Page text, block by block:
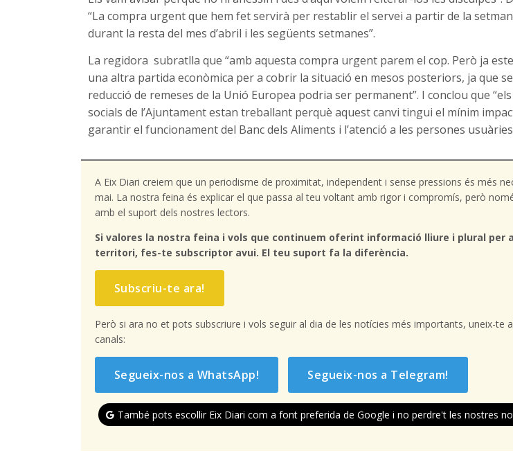
“La compra urgent que hem fet servirà per restablir el servei a partir de la
durant la resta del mes d’abril i les següents setmanes”.
La regidora subratlla que “amb aquesta compra urgent parem el cop. Però ja
una altra partida econòmica per a cobrir la situació en mesos posteriors, ja que
reducció de remeses de la Unió Europea podria ser permanent”. I conclou que
socials de l’Ajuntament estan treballant perquè aquest canvi tingui el mínim
garantir el funcionament del Banc dels Aliments i l’atenció a les persones
A Eix Diari creiem que un periodisme de proximitat, independent i sense pressions és més
mai. La nostra feina és explicar el que passa al teu voltant amb rigor i compromís, però
amb el suport dels nostres lectors.
Si valores la nostra feina i vols que continuem oferint informació lliure i plural per
territori, fes-te subscriptor avui. El teu suport fa la diferència.
Subscriu-te ara!
Però si ara no et pots subscriure i vols seguir al dia de les notícies més importants, uneix-te
canals:
Segueix-nos a WhatsApp! Segueix-nos a Telegram!
També pots escollir Eix Diari com a font preferida de Google i no perdre't les nostres